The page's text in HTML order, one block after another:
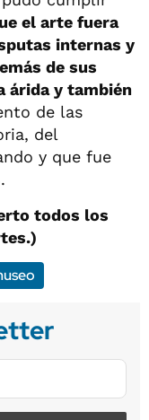
el arte fuera
internas y
de sus
árida y también
de las
del
y que fue
todos los